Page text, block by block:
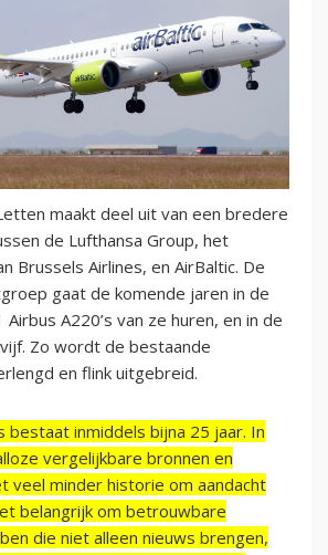
maakt deel uit van een bredere
de Lufthansa Group, het
Brussels Airlines, en AirBaltic. De
gaat de komende jaren in de
A220’s van ze huren, en in de
Zo wordt de bestaande
en flink uitgebreid.
bestaat inmiddels bijna 25 jaar. In
vergelijkbare bronnen en
veel minder historie om aandacht
belangrijk om betrouwbare
die niet alleen nieuws brengen,